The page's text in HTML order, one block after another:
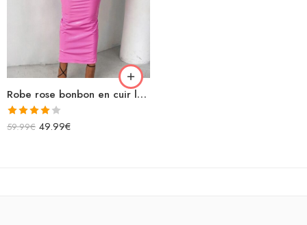
Robe rose bonbon en cuir longue bretelles spaghettis
Note
59.99€ 49.99€